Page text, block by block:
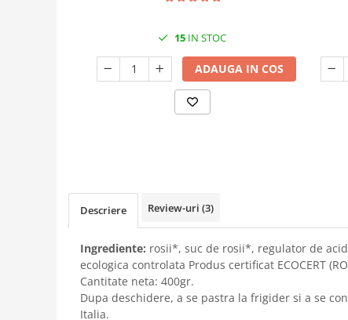
15 IN STOC
ADAUGA IN COS
Descriere Review-uri (3)
Ingrediente: rosii*, suc de rosii*, regulator de
ecologica controlata Produs certificat ECOCERT
Cantitate neta: 400gr.
Dupa deschidere, a se pastra la frigider si a se
Italia.